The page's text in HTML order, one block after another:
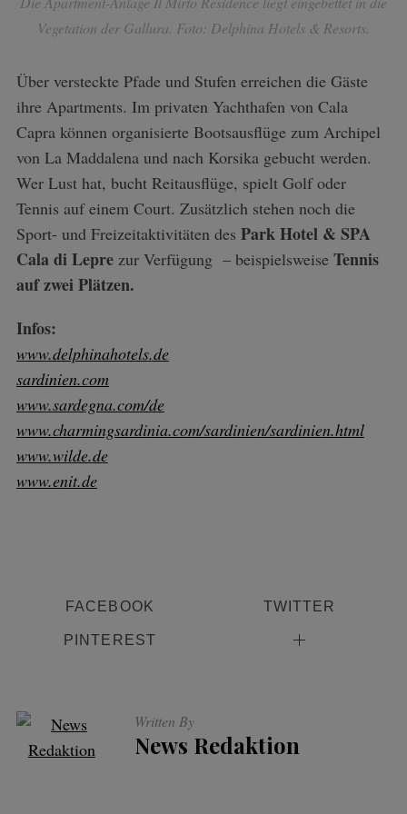
Vegetation der Gallura. Foto: Delphina Hotels & Resorts.
Über versteckte Pfade und Stufen erreichen die Gäste
ihre Apartments. Im privaten Yachthafen von Cala
Capra können organisierte Bootsausflüge zum Archipel
von La Maddalena und nach Korsika gebucht werden.
Wer Lust hat, bucht Reitausflüge, spielt Golf oder
Tennis auf einem Court. Zusätzlich stehen noch die
Sport- und Freizeitaktivitäten des Park Hotel & SPA
Cala di Leprezur Verfügung – beispielsweise Tennis
auf zwei Plätzen.
Infos:
www.delphinahotels.de
sardinien.com
www.sardegna.com/de
www.charmingsardinia.com/sardinien/sardinien.html
www.wilde.de
www.enit.de
FACEBOOK TWITTER
PINTEREST
Written By
News Redaktion